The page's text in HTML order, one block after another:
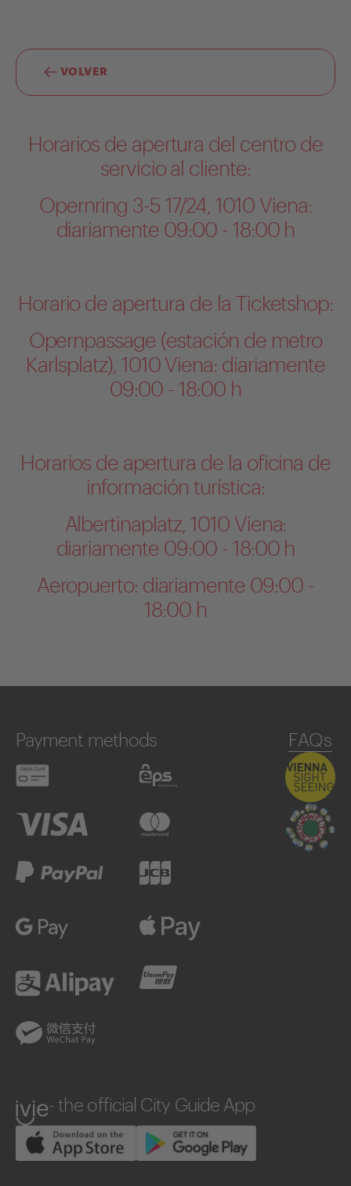
VOLVER
Horarios de apertura del centro de
servicio al cliente:
Opernring 3-5 17/24, 1010 Viena:
diariamente 09:00 - 18:00 h
Horario de apertura de la Ticketshop:
Opernpassage (estación de metro
Karlsplatz), 1010 Viena: diariamente
09:00 - 18:00 h
Horarios de apertura de la oficina de
información turística:
Albertinaplatz, 1010 Viena:
diariamente 09:00 - 18:00 h
Aeropuerto: diariamente 09:00 -
18:00 h
ivie - the official City Guide App
Payment methods
Apple Pay
Alipay
FAQs